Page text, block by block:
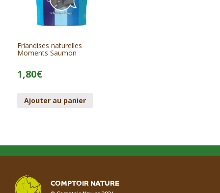
Friandises naturelles
Moments Saumon
1,80€
Ajouter au panier
COMPTOIR NATURE